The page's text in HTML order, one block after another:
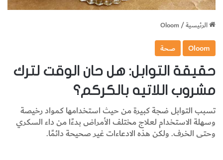
الرئيسية/
Oloom
Oloom صحة
حقيقة التوابل: هل حان الوقت لترك
مشروب اللاتيه بالكركم؟
تسبب التوابل ضجة كبيرة من حيث استخدامها كمواد رخيصة
وسهلة الاستخدام لعلاج مختلف الأمراض بدءًا من داء السكري
وحتى الخرف. ولكن هذه الادعاءات غير صحيحة دائمًا.